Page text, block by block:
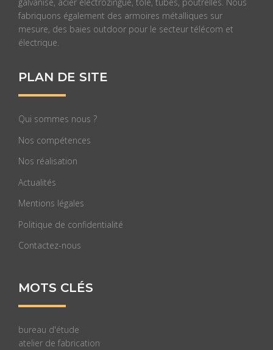
fabriquons également des armoires métalliques sur
mesure, des baies outdoor pour le secteur télécom et
électrique.
PLAN DE SITE
Qui sommes nous ?
Nos compétences
Nos réalisation
Actualités
Mentions légales
Politique de confidentialité
Contactez-nous
MOTS CLÉS
bureau d'étude
atelier de fabrication